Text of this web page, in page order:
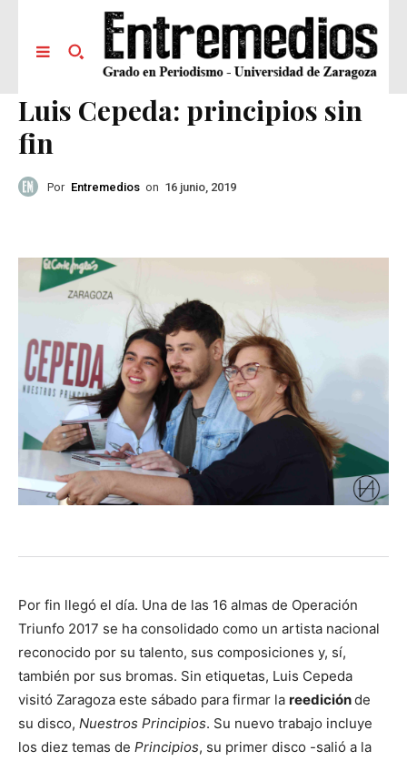
Luis Cepeda: principios sin
fin
Por Entremedios on 16 junio, 2019
Por fin llegó el día. Una de las 16 almas de Operación
Triunfo 2017 se ha consolidado como un artista nacional
reconocido por su talento, sus composiciones y, sí,
también por sus bromas. Sin etiquetas, Luis Cepeda
visitó Zaragoza este sábado para firmar la reediciónde
su disco, Nuestros Principios. Su nuevo trabajo incluye
los diez temas de Principios, su primer disco -salió a la